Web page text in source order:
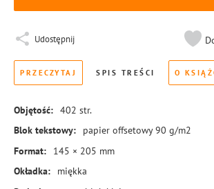
Udostępnij
PRZECZYTAJ SPIS TREŚCI O
Objętość: 402 str.
Blok tekstowy:
papier offsetowy 90 g/m2
Format:
145 × 205 mm
Okładka:
miękka